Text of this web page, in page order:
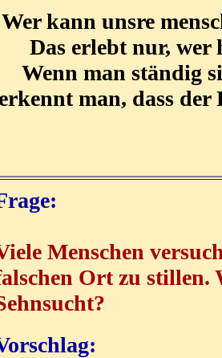
Wer kann unsre
Das erlebt nur, wer
Wenn man ständig
erkennt man, dass der
Menschen
Ort zu stillen.